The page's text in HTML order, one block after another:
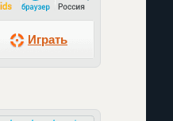
Играть